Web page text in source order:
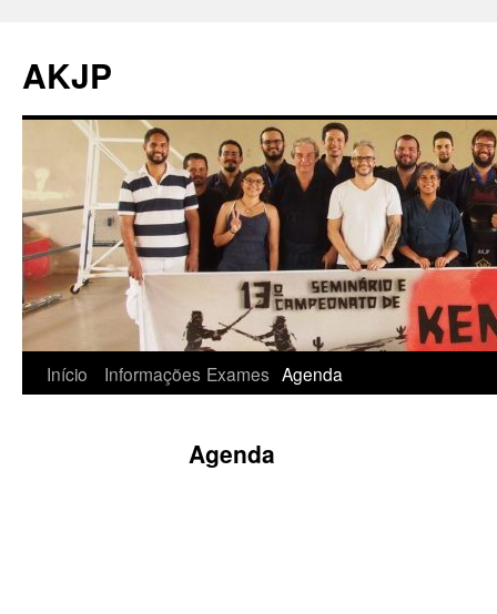
conteúdo
AKJP
Início Informações Exames Agenda
Agenda